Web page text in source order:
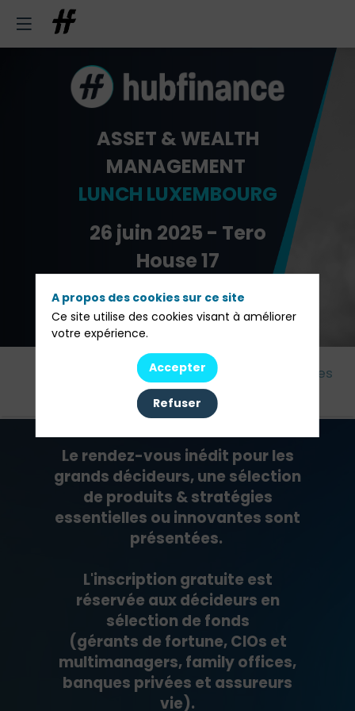
ASSET & WEALTH
MANAGEMENT
LUNCH LUXEMBOURG
26 juin 2025 - Tero
House 17
Pré-inscription
Agenda IntervenantsPartenaires
Le rendez-vous inédit pour les
grands décideurs, une sélection
de produits & stratégies
essentielles ou innovantes sont
présentées.
L'inscription gratuite est
réservée aux décideurs en
sélection de fonds
(gérants de fortune, CIOs et
multimanagers, family offices,
banques privées et assureurs
vie).
A propos des cookies sur ce site
Ce site utilise des cookies visant à améliorer
votre expérience.
Accepter
Refuser